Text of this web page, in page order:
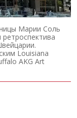
Марии Соль
Louisiana
AKG Art